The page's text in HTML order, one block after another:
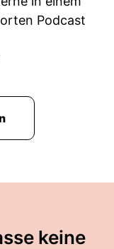
Podcast
keine